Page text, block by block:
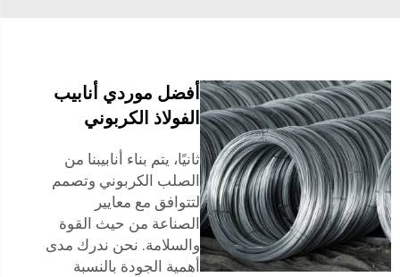
أفضل موردي أنابيب
الفولاذ الكربوني
ثانيًا، يتم بناء أنابيبنا من
الصلب الكربوني وتصمم
لتتوافق مع معايير
الصناعة من حيث القوة
والسلامة. نحن ندرك مدى
أهمية الجودة بالنسبة